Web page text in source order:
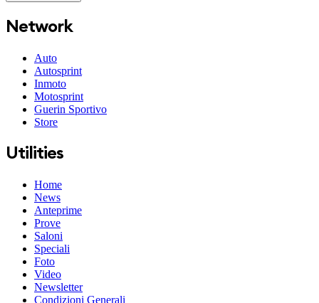
Network
Auto
Autosprint
Inmoto
Motosprint
Guerin Sportivo
Store
Utilities
Home
News
Anteprime
Prove
Saloni
Speciali
Foto
Video
Newsletter
Condizioni Generali